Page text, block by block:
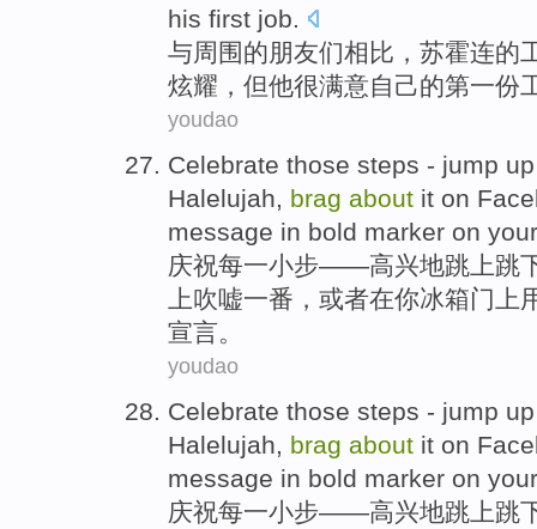
his first job.
与周围的朋友们相比， 苏霍连的
炫耀 ， 但他很满意自己的第一份
youdao
Celebrate those steps - jump up
Halelujah, brag about it on
message in bold marker on your
庆祝每一小步——高兴地跳 上跳
上吹嘘一番，或者在你冰箱门上
宣言。
youdao
Celebrate those steps - jump up
Halelujah
brag about it on
message in bold marker on your
庆祝每一小步——高兴地跳 上跳